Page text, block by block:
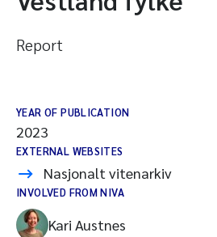
Report
YEAR OF PUBLICATION
2023
EXTERNAL WEBSITES
Nasjonalt vitenarkiv
INVOLVED FROM NIVA
Kari Austnes